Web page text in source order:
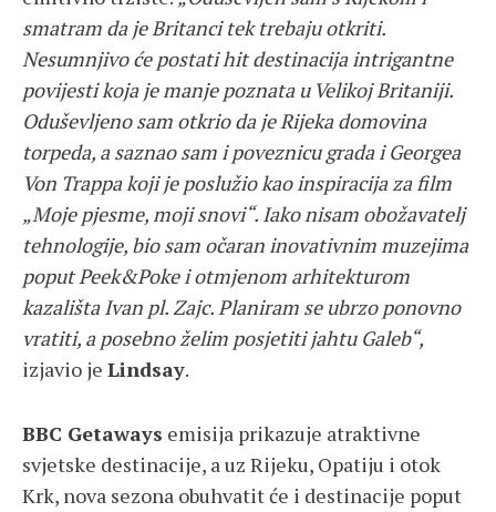
smatram da je Britanci tek trebaju otkriti.
Nesumnjivoće postati hit destinacija intrigantne
povijesti koja je manje poznata u Velikoj Britaniji.
Oduševljeno sam otkrio da je Rijeka domovina
torpeda, a saznao sam i poveznicu grada i Georgea
Von Trappa koji je poslužio kao inspiracija za film
„Moje pjesme, moji snovi“. Iako nisam obožavatelj
tehnologije, bio sam očaran inovativnim muzejima
poput Peek&Poke i otmjenom arhitekturom
kazališta Ivan pl. Zajc. Planiram se ubrzo ponovno
vratiti, a posebnoželim posjetiti jahtu Galeb“,
izjavio je Lindsay.
BBC Getaways emisija prikazuje atraktivne
svjetske destinacije, a uz Rijeku, Opatiju i otok
Krk, nova sezona obuhvatit će i destinacije poput